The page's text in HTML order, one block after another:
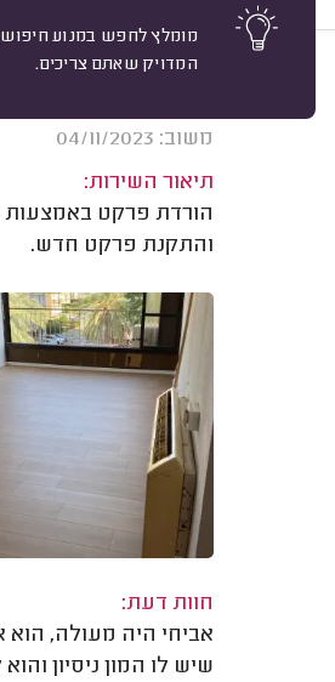
מומלץ לחפש במנוע
המדויק שאתם צריכים.
נועם בסון, חולון.
משוב: 04/11/2023
תיאור השירות:
הורדת פרקט באמצעות
והתקנת פרקט חדש.
חוות דעת:
אביחי היה מעולה, הוא
שיש לו המון ניסיון